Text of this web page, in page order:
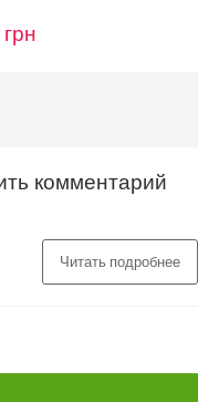
комментарий
Читать подробнее